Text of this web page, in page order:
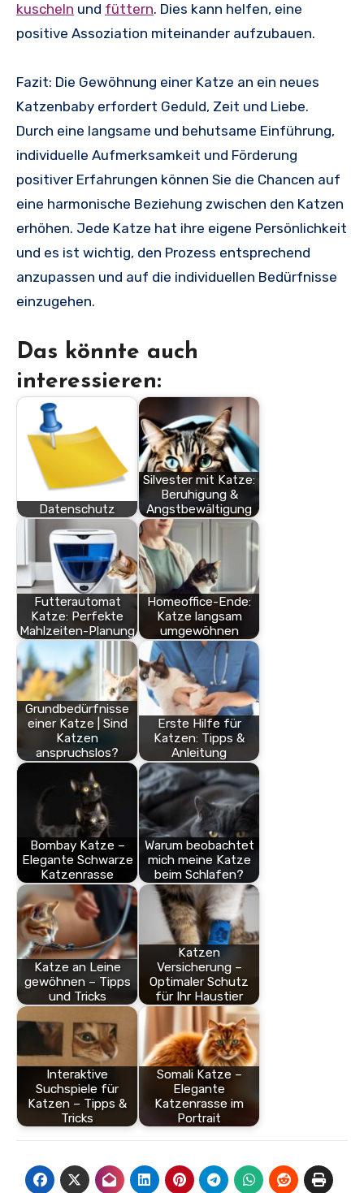
kuscheln und füttern. Dies kann helfen, eine
positive Assoziation miteinander aufzubauen.
Fazit: Die Gewöhnung einer Katze an ein neues
Katzenbaby erfordert Geduld, Zeit und Liebe.
Durch eine langsame und behutsame Einführung,
individuelle Aufmerksamkeit und Förderung
positiver Erfahrungen können Sie die Chancen auf
eine harmonische Beziehung zwischen den Katzen
erhöhen. Jede Katze hat ihre eigene Persönlichkeit
und es ist wichtig, den Prozess entsprechend
anzupassen und auf die individuellen Bedürfnisse
einzugehen.
Das könnte auch
interessieren:
Datenschutz
Silvester mit Katze:
Beruhigung &
Angstbewältigung
Futterautomat
Katze: Perfekte
Mahlzeiten-Planung
Homeoffice-Ende:
Katze langsam
umgewöhnen
Grundbedürfnisse
einer Katze | Sind
Katzen
anspruchslos?
Erste Hilfe für
Katzen: Tipps &
Anleitung
Bombay Katze –
Elegante Schwarze
Katzenrasse
Warum beobachtet
mich meine Katze
beim Schlafen?
Katze an Leine
gewöhnen – Tipps
und Tricks
Katzen
Versicherung –
Optimaler Schutz
für Ihr Haustier
Interaktive
Suchspiele für
Katzen – Tipps &
Tricks
Somali Katze –
Elegante
Katzenrasse im
Portrait